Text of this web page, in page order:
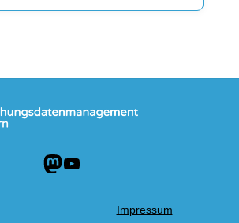
Mastodon
YouTube
Impressum